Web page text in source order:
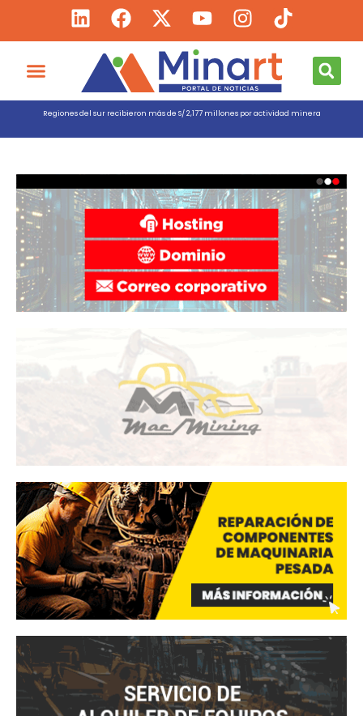
Regiones del sur recibieron más de S/ 2,177 millones por actividad minera